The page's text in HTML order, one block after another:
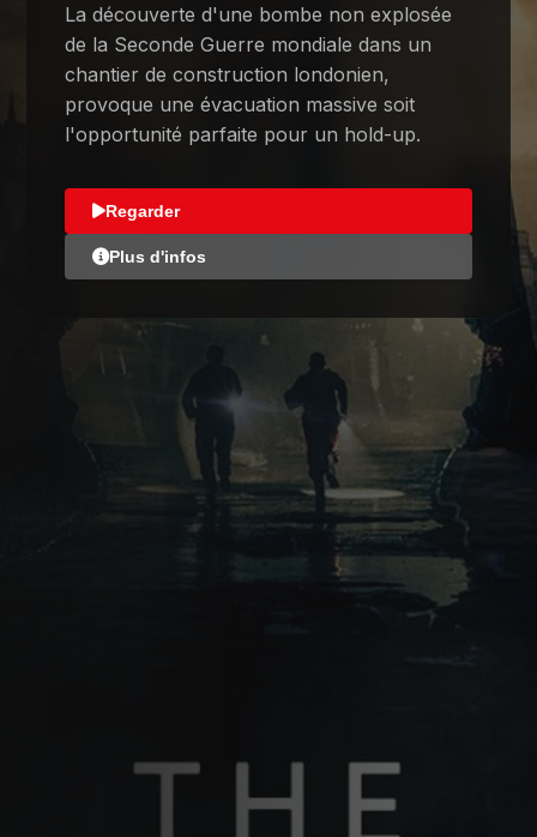
La découverte d'une bombe non explosée
de la Seconde Guerre mondiale dans un
chantier de construction londonien,
provoque une évacuation massive soit
l'opportunité parfaite pour un hold-up.
Regarder
Plus d'infos